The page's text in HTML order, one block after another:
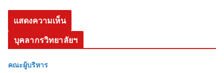
บุคลากรวิทยาลัยฯ
คณะผู้บริหาร